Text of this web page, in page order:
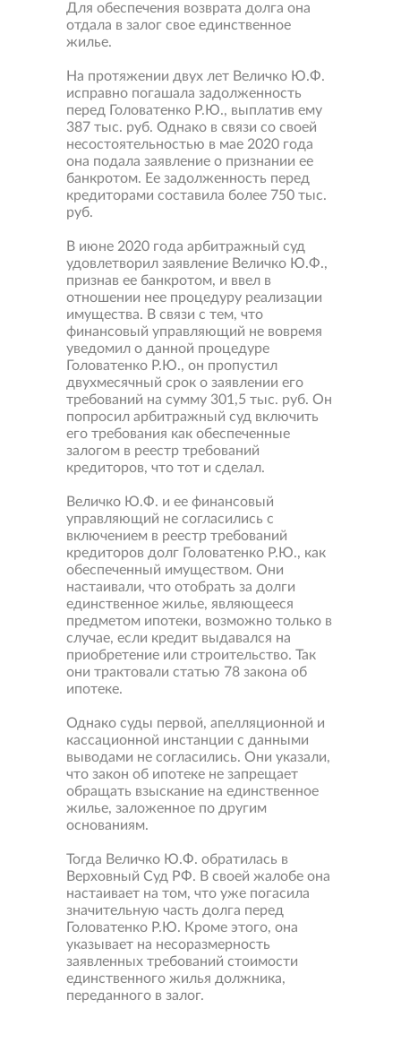
Для обеспечения возврата долга она
отдала в залог свое единственное
жилье.
На протяжении двух лет Величко Ю.Ф.
исправно погашала задолженность
перед Головатенко Р.Ю., выплатив ему
387 тыс. руб. Однако в связи со своей
несостоятельностью в мае 2020 года
она подала заявление о признании ее
банкротом. Ее задолженность перед
кредиторами составила более 750 тыс.
руб.
В июне 2020 года арбитражный суд
удовлетворил заявление Величко Ю.Ф.,
признав ее банкротом, и ввел в
отношении нее процедуру реализации
имущества. В связи с тем, что
финансовый управляющий не вовремя
уведомил о данной процедуре
Головатенко Р.Ю., он пропустил
двухмесячный срок о заявлении его
требований на сумму 301,5 тыс. руб. Он
попросил арбитражный суд включить
его требования как обеспеченные
залогом в реестр требований
кредиторов, что тот и сделал.
Величко Ю.Ф. и ее финансовый
управляющий не согласились с
включением в реестр требований
кредиторов долг Головатенко Р.Ю., как
обеспеченный имуществом. Они
настаивали, что отобрать за долги
единственное жилье, являющееся
предметом ипотеки, возможно только в
случае, если кредит выдавался на
приобретение или строительство. Так
они трактовали статью 78 закона об
ипотеке.
Однако суды первой, апелляционной и
кассационной инстанции с данными
выводами не согласились. Они указали,
что закон об ипотеке не запрещает
обращать взыскание на единственное
жилье, заложенное по другим
основаниям.
Тогда Величко Ю.Ф. обратилась в
Верховный Суд РФ. В своей жалобе она
настаивает на том, что уже погасила
значительную часть долга перед
Головатенко Р.Ю. Кроме этого, она
указывает на несоразмерность
заявленных требований стоимости
единственного жилья должника,
переданного в залог.